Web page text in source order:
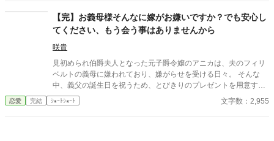
【完】お義母様そんなに嫁がお嫌いですか？でも安心し
てください、もう会う事はありませんから
咲貴
見初められ伯爵夫人となった元子爵令嬢のアニカは、夫のフィリ
ベルトの義母に嫌われており、嫌がらせを受ける日々。 そんな
中、義父の誕生日を祝うため、とびきりのプレゼントを用意す
る。 しかし、義母と二人きりになった時、事件は起こった……。
恋愛 完結 ｼｮｰﾄｼｮｰﾄ 文字数：2,955